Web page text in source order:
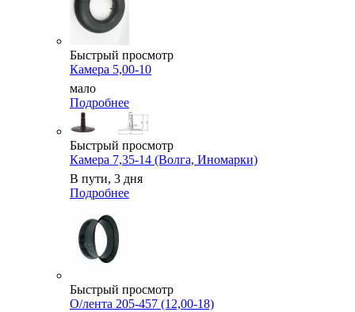
Быстрый просмотр
Камера 5,00-10
мало
Подробнее
Быстрый просмотр
Камера 7,35-14 (Волга, Иномарки)
В пути, 3 дня
Подробнее
Быстрый просмотр
О/лента 205-457 (12,00-18)